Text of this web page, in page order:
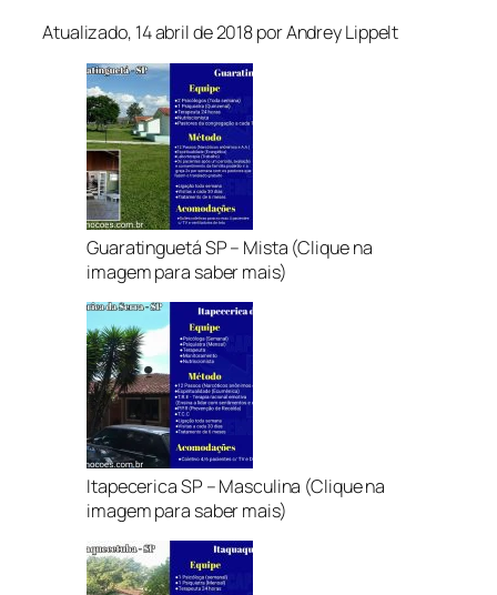
Atualizado, 14 abril de 2018 por Andrey Lippelt
Guaratinguetá SP – Mista (Clique na
imagem para saber mais)
Itapecerica SP – Masculina (Clique na
imagem para saber mais)